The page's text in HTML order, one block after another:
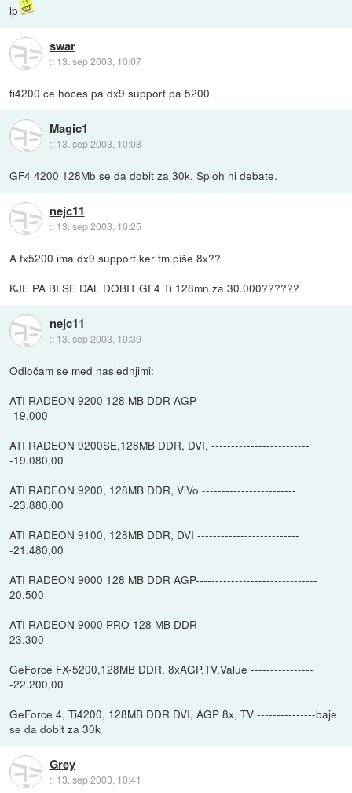
lp
swar
:: 13. sep 2003, 10:07
ti4200 ce hoces pa dx9 support pa 5200
Magic1
:: 13. sep 2003, 10:08
GF4 4200 128Mb se da dobit za 30k. Sploh ni debate.
nejc11
:: 13. sep 2003, 10:25
A fx5200 ima dx9 support ker tm piše 8x??
KJE PA BI SE DAL DOBIT GF4 Ti 128mn za 30.000??????
nejc11
:: 13. sep 2003, 10:39
Odločam se med naslednjimi:
ATI RADEON 9200 128 MB DDR AGP ------------------------------
-19.000
ATI RADEON 9200SE,128MB DDR, DVI, -------------------------
-19.080,00
ATI RADEON 9200, 128MB DDR, ViVo ------------------------
-23.880,00
ATI RADEON 9100, 128MB DDR, DVI --------------------------
-21.480,00
ATI RADEON 9000 128 MB DDR AGP-------------------------------
20.500
ATI RADEON 9000 PRO 128 MB DDR---------------------------------
23.300
GeForce FX-5200,128MB DDR, 8xAGP,TV,Value ----------------
-22.200,00
GeForce 4, Ti4200, 128MB DDR DVI, AGP 8x, TV ---------------baje
se da dobit za 30k
Grey
:: 13. sep 2003, 10:41